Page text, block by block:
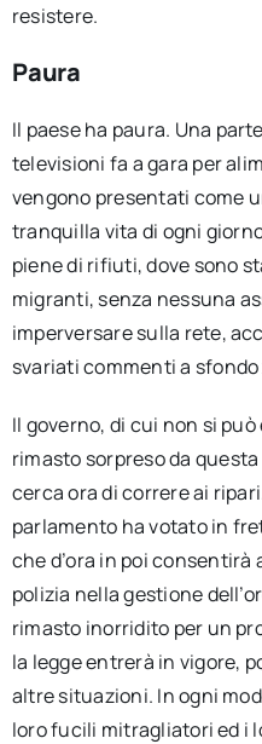
resistere.
Paura
Il paese ha paura. Una
televisioni fa a gara per
vengono presentati come
tranquilla vita di ogni
piene di rifiuti, dove sono
migranti, senza nessuna
imperversare sulla rete,
svariati commenti a
Il governo, di cui non si
rimasto sorpreso da
cerca ora di correre ai
parlamento ha votato in
che d’ora in poi consentirà
polizia nella gestione
rimasto inorridito per un
la legge entrerà in vigore,
altre situazioni. In ogni
loro fucili mitragliatori ed i